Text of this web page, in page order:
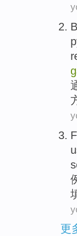
更